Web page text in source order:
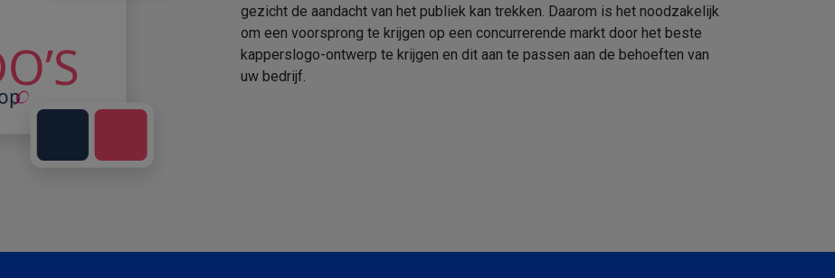
gezicht de aandacht van het publiek kan trekken. Daarom is het noodzakelijk
om een voorsprong te krijgen op een concurrerende markt door het beste
kapperslogo-ontwerp te krijgen en dit aan te passen aan de behoeften van
uw bedrijf.